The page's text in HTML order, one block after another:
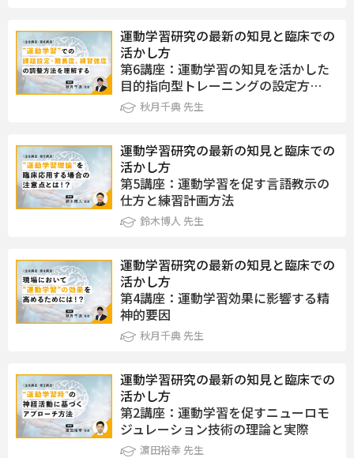
運動学習研究の最新の知見と臨床での
活かし方
第6講座：運動学習の知見を活かした
目的指向型トレーニングの設定方…
秋月千典 先生
運動学習研究の最新の知見と臨床での
活かし方
第5講座：運動学習を促す言語教示の
仕方と練習計画方法
鈴木博人 先生
運動学習研究の最新の知見と臨床での
活かし方
第4講座：運動学習効果に影響する精
神的要因
秋月千典 先生
運動学習研究の最新の知見と臨床での
活かし方
第2講座：運動学習を促すニューロモ
ジュレーション技術の理論と実際
濵田裕幸 先生